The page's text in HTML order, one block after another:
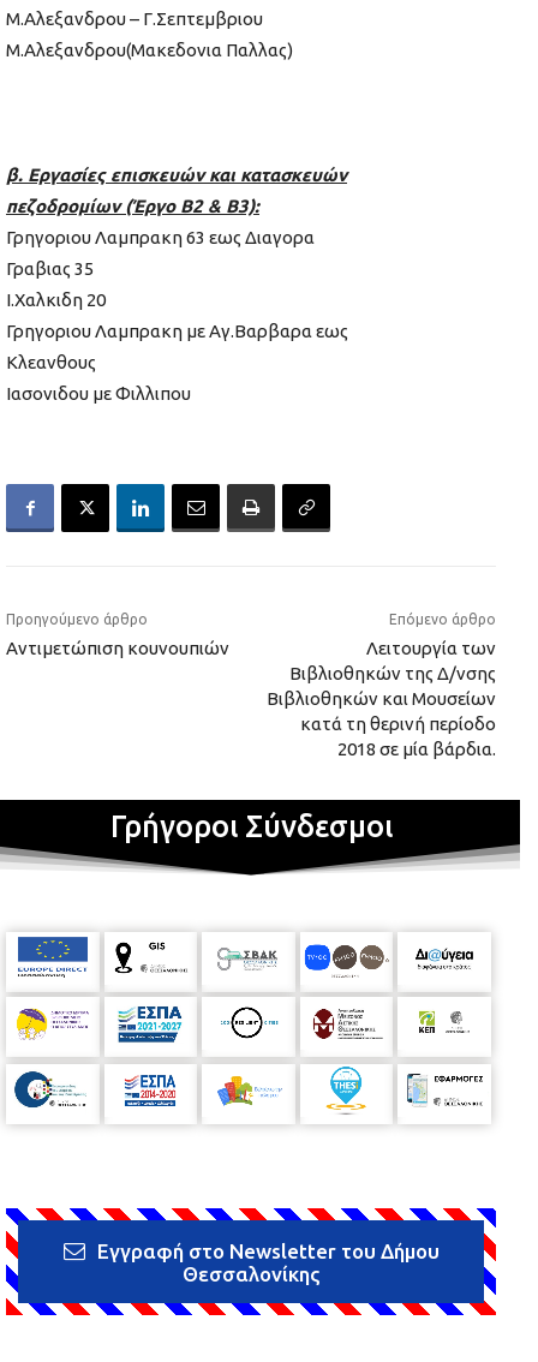
Μ.Αλεξανδρου – Γ.Σεπτεμβριου
Μ.Αλεξανδρου(Μακεδονια Παλλας)
β. Εργασίες επισκευών και κατασκευών
πεζοδρομίων (Έργο Β2 & Β3):
Γρηγοριου Λαμπρακη 63 εως Διαγορα
Γραβιας 35
Ι.Χαλκιδη 20
Γρηγοριου Λαμπρακη με Αγ.Βαρβαρα εως
Κλεανθους
Ιασονιδου με Φιλλιπου
Προηγούμενο άρθρο
Αντιμετώπιση κουνουπιών
Επόμενο άρθρο
Λειτουργία των
Βιβλιοθηκών της Δ/νσης
Βιβλιοθηκών και Μουσείων
κατά τη θερινή περίοδο
2018 σε μία βάρδια.
Γρήγοροι Σύνδεσμοι
Εγγραφή στο Newsletter του Δήμου
Θεσσαλονίκης